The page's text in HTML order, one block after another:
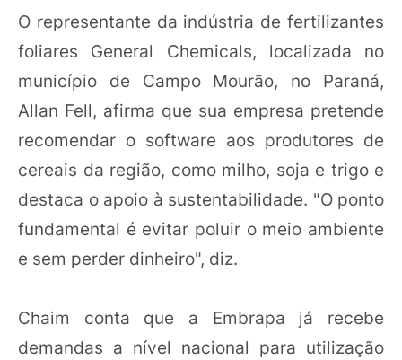
O representante da indústria de fertilizantes
foliares General Chemicals, localizada no
município de Campo Mourão, no Paraná,
Allan Fell, afirma que sua empresa pretende
recomendar o software aos produtores de
cereais da região, como milho, soja e trigo e
destaca o apoio à sustentabilidade. "O ponto
fundamental é evitar poluir o meio ambiente
e sem perder dinheiro", diz.
Chaim conta que a Embrapa já recebe
demandas a nível nacional para utilização